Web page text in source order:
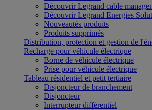
Découvrir Legrand cable
Découvrir Legrand Energies
Nouveautés produits
Produits supprimés
Distribution, protection et gestion de
Recharge pour véhicule électrique
Borne de véhicule électrique
Prise pour véhicule électrique
Tableau résidentiel et petit tertiaire
Disjoncteur de branchement
Disjoncteur
Interrupteur différentiel